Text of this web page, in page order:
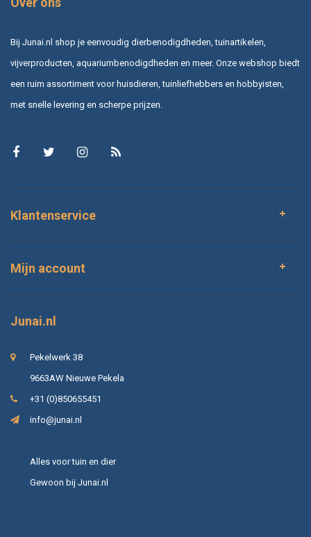
Bij Junai.nl shop je eenvoudig dierbenodigdheden, tuinartikelen,
vijverproducten, aquariumbenodigdheden en meer. Onze webshop biedt
een ruim assortiment voor huisdieren, tuinliefhebbers en hobbyisten,
met snelle levering en scherpe prijzen.
Klantenservice
Mijn account
Junai.nl
Pekelwerk 38
9663AW Nieuwe Pekela
+31 (0)850655451
info@junai.nl
Alles voor tuin en dier
Gewoon bij Junai.nl